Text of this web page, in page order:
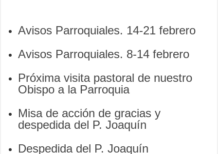
Avisos Parroquiales. 14-21 febrero
Avisos Parroquiales. 8-14 febrero
Próxima visita pastoral de nuestro
Obispo a la Parroquia
Misa de acción de gracias y
despedida del P. Joaquín
Despedida del P. Joaquín